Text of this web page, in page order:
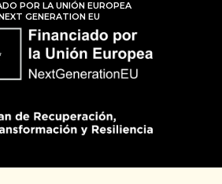
POR LA UNIÓN EUROPEA
GENERATION EU